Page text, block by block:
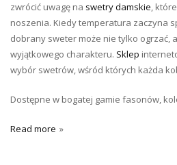
zwrócić uwagę na swetry damskie,
noszenia. Kiedy temperatura zaczyna
dobrany sweter może nie tylko ogrzać,
wyjątkowego charakteru. Sklep
wybór swetrów, wśród których każda
Dostępne w bogatej gamie fasonów,
Read more